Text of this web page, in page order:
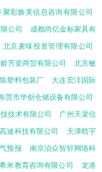
聚彩焕美信息咨询有限公司
公司
成都尚亿金标家具有
北京麦味投资管理有限公司
芳姿商贸有限公司
北京敏
塑料包装厂
大连宏沣国际
莞市华创仓储设备有限公司
技术有限公司
广州天渠信
迪科技有限公司
天津晗宇
预报
南京泊众智轩网络科
米教育咨询有限公司
龙港